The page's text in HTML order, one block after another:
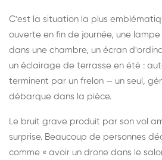
C'est la situation la plus
ouverte en fin de journée, une
dans une chambre, un écran
un éclairage de terrasse en été :
terminent par un frelon — un seul,
débarque dans la pièce.
Le bruit grave produit par son vol
surprise. Beaucoup de personnes
comme « avoir un drone dans le